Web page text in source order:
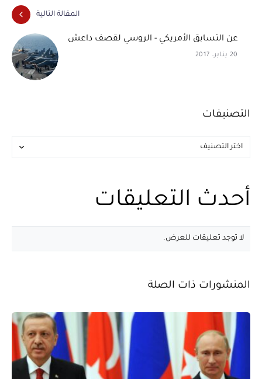
المقالة التالية
عن التسابق الأمريكي - الروسي لقصف داعش
20 يناير، 2017
التصنيفات
أحدث التعليقات
لا توجد تعليقات للعرض.
المنشورات ذات الصلة